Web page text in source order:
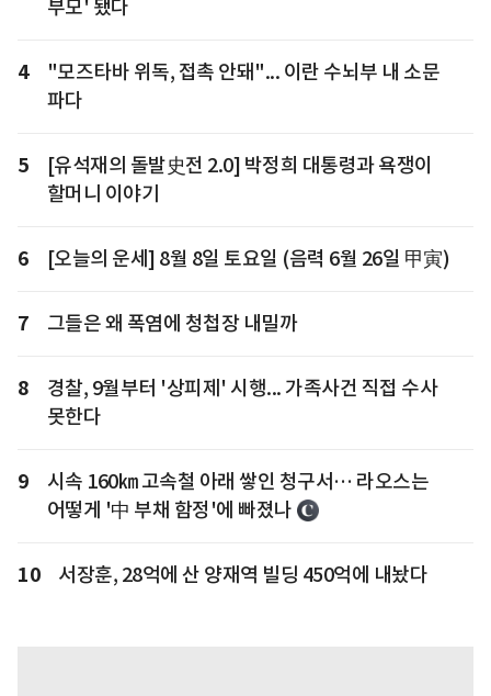
부모' 됐다
4
"모즈타바 위독, 접촉 안돼"... 이란 수뇌부 내 소문
파다
5
[유석재의 돌발史전 2.0] 박정희 대통령과 욕쟁이
할머니 이야기
6 [오늘의 운세] 8월 8일 토요일 (음력 6월 26일 甲寅)
7 그들은 왜 폭염에 청첩장 내밀까
8
경찰, 9월부터 '상피제' 시행... 가족사건 직접 수사
못한다
9
시속 160㎞ 고속철 아래 쌓인 청구서… 라오스는
어떻게 '中 부채 함정'에 빠졌나
10 서장훈, 28억에 산 양재역 빌딩 450억에 내놨다